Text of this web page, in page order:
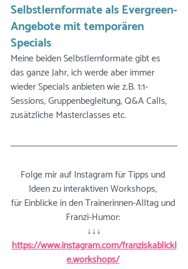
Selbstlernformate als Evergreen-
Angebote mit temporären
Specials
Meine beiden Selbstlernformate gibt es
das ganze Jahr, ich werde aber immer
wieder Specials anbieten wie z.B. 1:1-
Sessions, Gruppenbegleitung, Q&A Calls,
zusätzliche Masterclasses etc.
Folge mir auf Instagram für Tipps und
Ideen zu interaktiven Workshops,
für Einblicke in den Trainerinnen-Alltag und
Franzi-Humor:
↓↓↓
https://www.instagram.com/franziskablickl
e.workshops/